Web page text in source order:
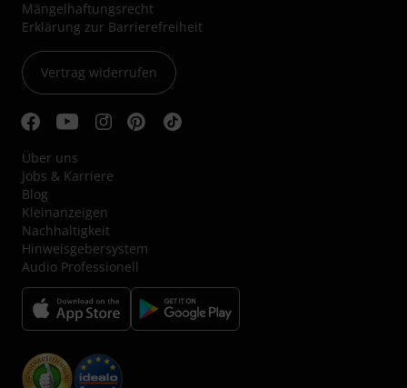
Mängelhaftungsrecht
Erklärung zur Barrierefreiheit
Vertrag widerrufen
Über uns
Jobs & Karriere
Blog
Kleinanzeigen
Nachhaltigkeit
Hinweisgebersystem
Audio Professionell